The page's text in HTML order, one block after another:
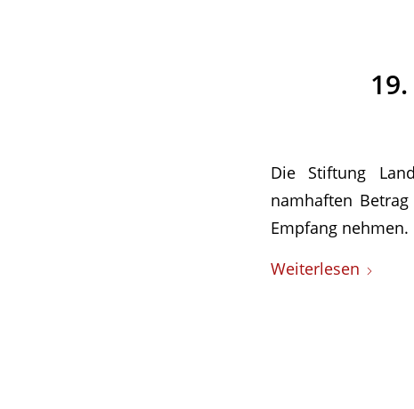
Die Stiftung
namhaften
Empfang nehmen.
Weiterlesen